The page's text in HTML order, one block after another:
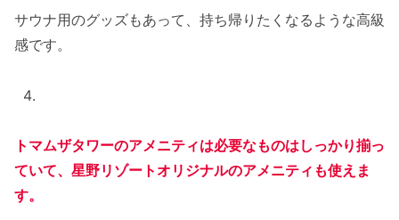
サウナ用のグッズもあって、持ち帰りたくなるような高級
感です。
トマムザタワーのアメニティは必要なものはしっかり揃っ
ていて、星野リゾートオリジナルのアメニティも使えま
す。